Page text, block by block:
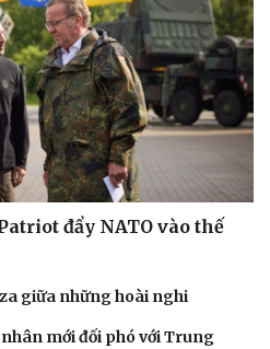
đẩy NATO vào thế
giữa những hoài nghi
mới đối phó với Trung